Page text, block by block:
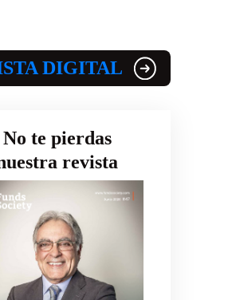
DIGITAL
No te pierdas
revista